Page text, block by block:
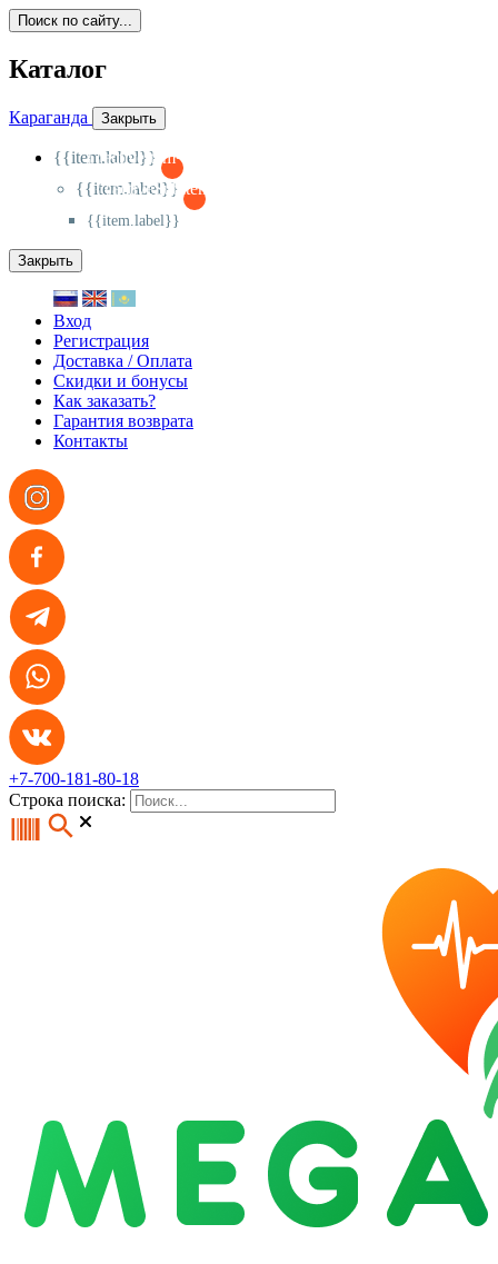
Поиск по сайту...
Каталог
Караганда Закрыть
{{item.label}}
{{activeItem==item.id?'-
{{item.label}}
{{activeSubitem==item.id?'-
{{item.label}}
Закрыть
Вход
Регистрация
Доставка / Оплата
Скидки и бонусы
Как заказать?
Гарантия возврата
Контакты
+7-700-181-80-18
Строка поиска: